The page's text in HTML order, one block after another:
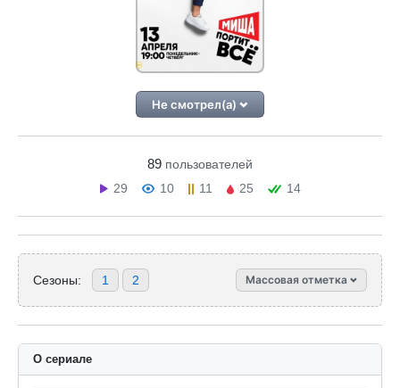
Не смотрел(а)
89 пользователей
29
10 11 25 14
Сезоны: 1 2 Массовая отметка
О сериале